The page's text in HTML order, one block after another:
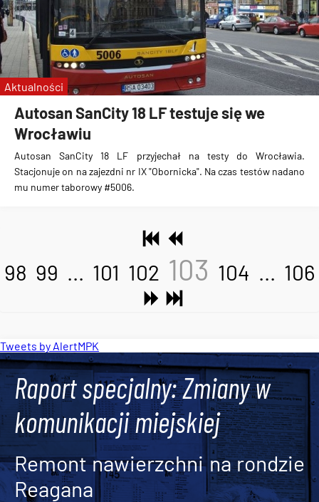
Autosan SanCity 18 LF testuje się we
Wrocławiu
Autosan SanCity 18 LF przyjechał na testy do Wrocławia.
Stacjonuje on na zajezdni nr IX "Obornicka". Na czas testów nadano
mu numer taborowy #5006.
Aktualności
98 99 ... 101 102 103 104 ... 106
Tweets by AlertMPK
Raport specjalny: Zmiany w
komunikacji miejskiej
Remont nawierzchni na rondzie
Reagana